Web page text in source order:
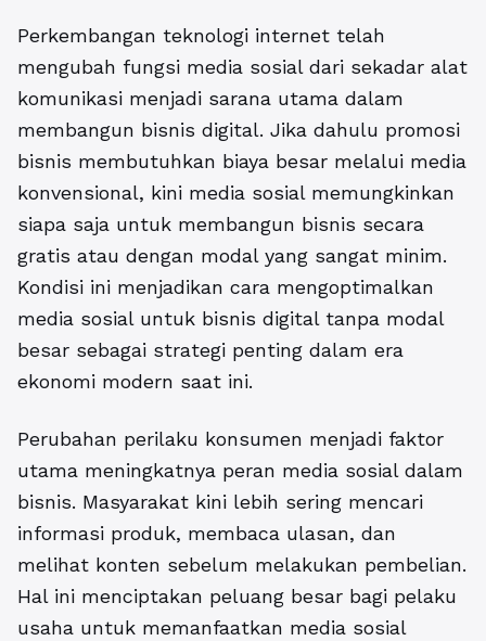
Perkembangan teknologi internet telah
mengubah fungsi media sosial dari sekadar alat
komunikasi menjadi sarana utama dalam
membangun bisnis digital. Jika dahulu promosi
bisnis membutuhkan biaya besar melalui media
konvensional, kini media sosial memungkinkan
siapa saja untuk membangun bisnis secara
gratis atau dengan modal yang sangat minim.
Kondisi ini menjadikan cara mengoptimalkan
media sosial untuk bisnis digital tanpa modal
besar sebagai strategi penting dalam era
ekonomi modern saat ini.
Perubahan perilaku konsumen menjadi faktor
utama meningkatnya peran media sosial dalam
bisnis. Masyarakat kini lebih sering mencari
informasi produk, membaca ulasan, dan
melihat konten sebelum melakukan pembelian.
Hal ini menciptakan peluang besar bagi pelaku
usaha untuk memanfaatkan media sosial